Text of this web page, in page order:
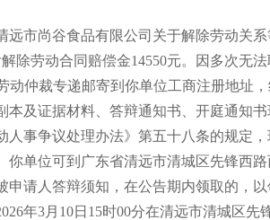
市尚谷食品有限公司关于解除劳动关
除劳动合同赔偿金14550元。因多次无
仲裁专递邮寄到你单位工商注册地址
及证据材料、答辩通知书、开庭通知
事争议处理办法》第五十八条的规定
单位可到广东省清远市清城区先锋西
请人答辩须知，在公告期内领取的，
年3月10日15时00分在清远市清城区先